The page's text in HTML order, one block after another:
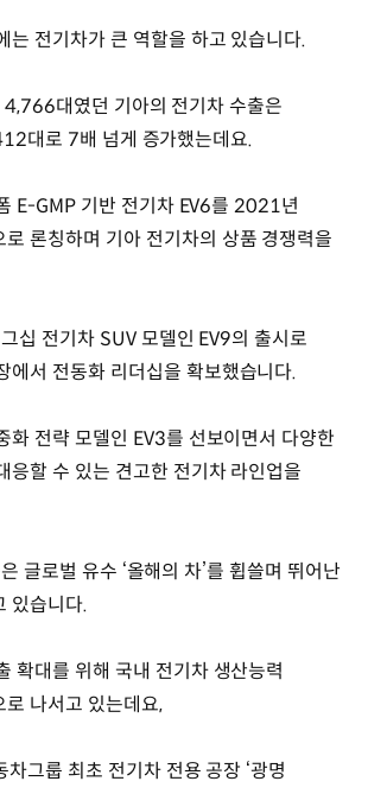
는 전기차가 큰 역할을 하고 있습니다.
대였던 기아의 전기차 수출은
대로 7배 넘게 증가했는데요.
E-GMP 기반 전기차 EV6를 2021년
론칭하며 기아 전기차의 상품 경쟁력을
십 전기차 SUV 모델인 EV9의 출시로
에서 전동화 리더십을 확보했습니다.
화 전략 모델인 EV3를 선보이면서 다양한
응할 수 있는 견고한 전기차 라인업을
글로벌 유수 ‘올해의 차’를 휩쓸며 뛰어난
있습니다.
확대를 위해 국내 전기차 생산능력
나서고 있는데요,
그룹 최초 전기차 전용 공장 ‘광명